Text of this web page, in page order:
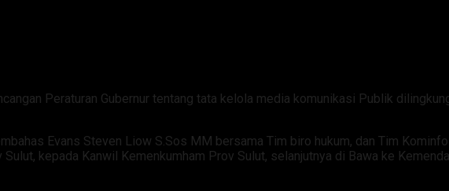
Peraturan Gubernur tentang tata kelola media komunikasi Publik
Evans Steven Liow S.Sos MM bersama Tim biro hukum, dan Tim
kepada Kanwil Kemenkumham Prov Sulut, selanjutnya di Bawa ke